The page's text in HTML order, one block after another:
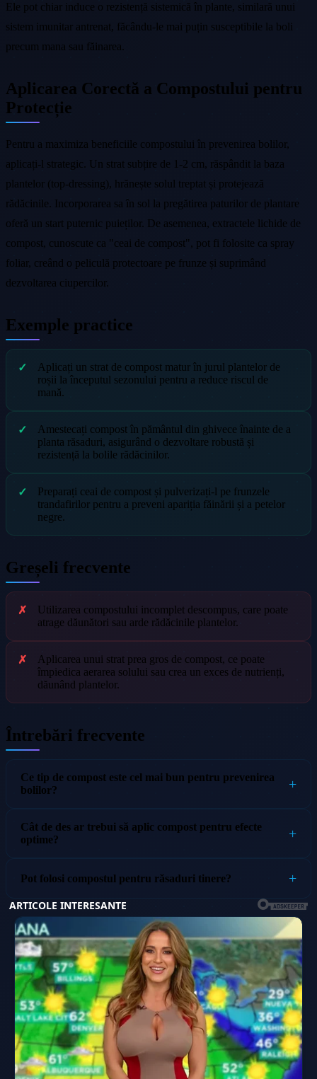
Ele pot chiar induce o rezistență sistemică în plante, similară unui
sistem imunitar antrenat, făcându-le mai puțin susceptibile la boli
precum mana sau făinarea.
Aplicarea Corectă a Compostului pentru
Protecție
Pentru a maximiza beneficiile compostului în prevenirea bolilor,
aplicați-l strategic. Un strat subțire de 1-2 cm, răspândit la baza
plantelor (top-dressing), hrănește solul treptat și protejează
rădăcinile. Incorporarea sa în sol la pregătirea paturilor de plantare
oferă un start puternic puieților. De asemenea, extractele lichide de
compost, cunoscute ca "ceai de compost", pot fi folosite ca spray
foliar, creând o peliculă protectoare pe frunze și suprimând
dezvoltarea ciupercilor.
Exemple practice
Aplicați un strat de compost matur în jurul plantelor de
roșii la începutul sezonului pentru a reduce riscul de
mană.
Amestecați compost în pământul din ghivece înainte de a
planta răsaduri, asigurând o dezvoltare robustă și
rezistență la bolile rădăcinilor.
Preparați ceai de compost și pulverizați-l pe frunzele
trandafirilor pentru a preveni apariția făinării și a petelor
negre.
Greșeli frecvente
Utilizarea compostului incomplet descompus, care poate
atrage dăunători sau arde rădăcinile plantelor.
Aplicarea unui strat prea gros de compost, ce poate
împiedica aerarea solului sau crea un exces de nutrienți,
dăunând plantelor.
Întrebări frecvente
Ce tip de compost este cel mai bun pentru prevenirea
bolilor?
Cât de des ar trebui să aplic compost pentru efecte
optime?
Pot folosi compostul pentru răsaduri tinere?